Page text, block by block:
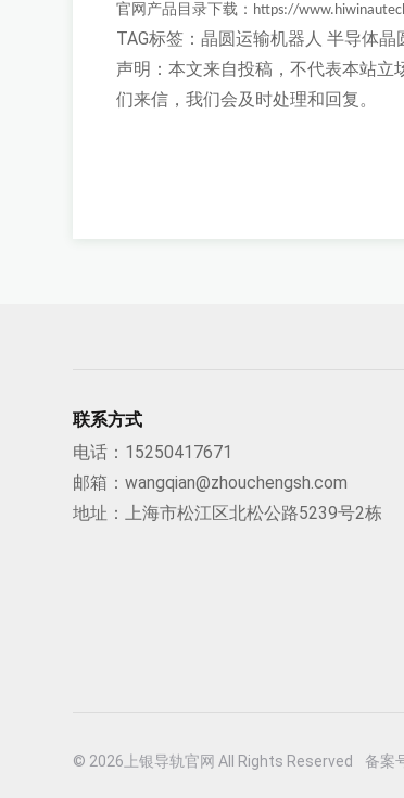
官网产品目录下载： https://
TAG标签：晶圆运输机器人 半导体晶
声明：本文来自投稿，不代表本站立
们来信，我们会及时处理和回复。
联系方式
电话： 15250417671
邮箱：wangqian@zhouchengsh.com
地址：上海市松江区北松公路5239号2栋
© 2026上银导轨官网 All Rights Reserved 备案